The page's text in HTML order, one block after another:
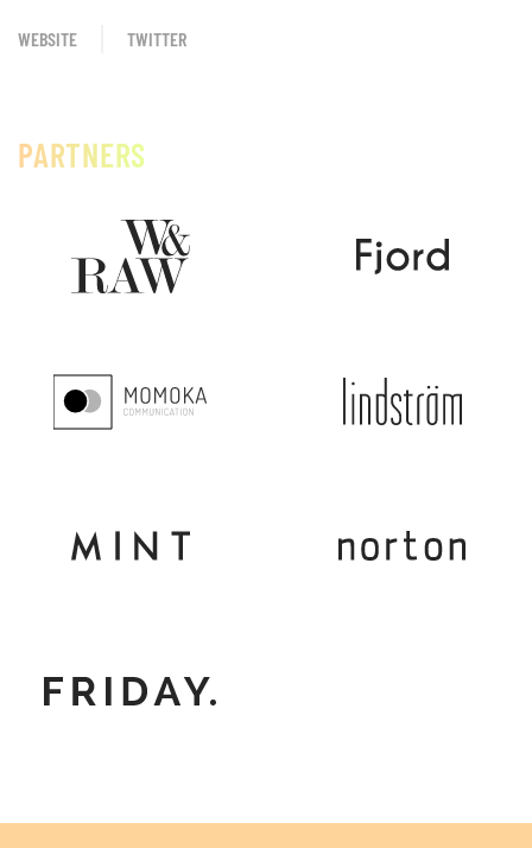
WEBSITE TWITTER
PARTNERS